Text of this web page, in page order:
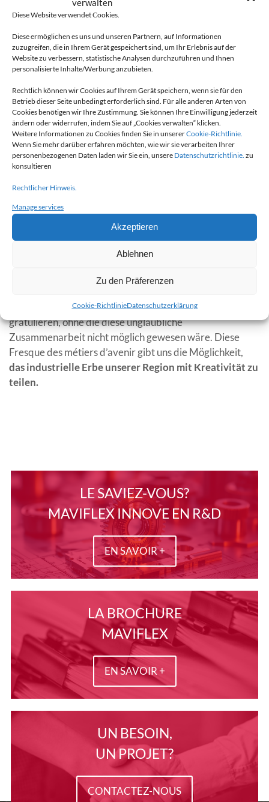
Diese Website verwendet Cookies.
Diese ermöglichen es uns und unseren Partnern, auf Informationen
zuzugreifen, die in Ihrem Gerät gespeichert sind, um Ihr Erlebnis auf der
Website zu verbessern, statistische Analysen durchzuführen und Ihnen
personalisierte Inhalte/Werbung anzubieten.
Rechtlich können wir Cookies auf Ihrem Gerät speichern, wenn sie für den
Betrieb dieser Seite unbedingt erforderlich sind. Für alle anderen Arten von
Cookies benötigen wir Ihre Zustimmung. Sie können Ihre Einwilligung jederzeit
ändern oder widerrufen, indem Sie auf „Cookies verwalten“ klicken.
Weitere Informationen zu Cookies finden Sie in unsererCookie-Richtlinie.
Wenn Sie mehr darüber erfahren möchten, wie wir sie verarbeiten Ihrer
personenbezogenen Daten laden wir Sie ein, unsere Datenschutzrichtlinie. zu
konsultieren
Rechtlicher Hinweis.
Manage services
Akzeptieren
Ablehnen
Zu den Präferenzen
Cookie-RichtlinieDatenschutzerklärung
Partner des Fresque des métiers d’avenir des
Kollektivs CitéCréation:
Als Mäzen möchte unser Unternehmen der dynamischen
Welt der Industrie, in der wir tätig sind, mehr Sichtbarkeit
verleihen und all jenen helfen, die ihren Weg in die Berufe
des Sektors finden wollen. Wir sind stolz darauf, zu
diesem Werk beigetragen zu haben, das die Berufe der
Vergangenheit, der Gegenwart und der Zukunft
die von Leidenschaft, Solidarität, Innovation,
technologischem Wandel und dem Streben nach einer
nachhaltigen Zukunft geprägt ist. Unsere Unterstützung,
zusammen mit der von45 anderen Sponsoren,
verkörpert unser gemeinsames Engagement für die
Mitarbeitern und leidenschaftlichen Unternehmern
gratulieren, ohne die diese unglaubliche
Zusammenarbeit nicht möglich gewesen wäre. Diese
Fresque des métiers d’avenir gibt uns die Möglichkeit,
das industrielle Erbe unserer Region mit Kreativität zu
teilen.
LE SAVIEZ-VOUS?
MAVIFLEX INNOVE EN R&D
EN SAVOIR +
LA BROCHURE
MAVIFLEX
EN SAVOIR +
UN BESOIN,
UN PROJET?
CONTACTEZ-NOUS